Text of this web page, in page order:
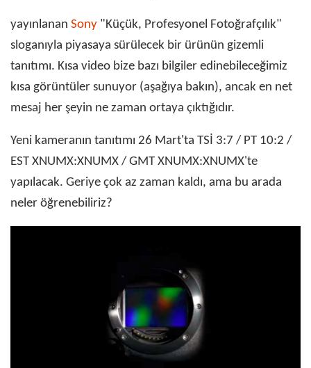
yayınlanan Sony "Küçük, Profesyonel Fotoğrafçılık"
sloganıyla piyasaya sürülecek bir ürünün gizemli
tanıtımı. Kısa video bize bazı bilgiler edinebileceğimiz
kısa görüntüler sunuyor (aşağıya bakın), ancak en net
mesaj her şeyin ne zaman ortaya çıktığıdır.
Yeni kameranın tanıtımı 26 Mart'ta TSİ 3:7 / PT 10:2 /
EST XNUMX:XNUMX / GMT XNUMX:XNUMX'te
yapılacak. Geriye çok az zaman kaldı, ama bu arada
neler öğrenebiliriz?